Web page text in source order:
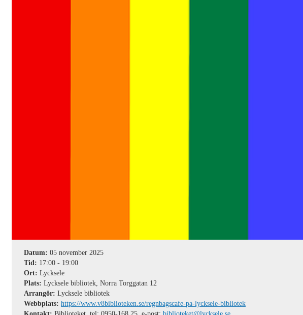
Datum: 05 november 2025
Tid: 17:00 - 19:00
Ort: Lycksele
Plats: Lycksele bibliotek, Norra Torggatan 12
Arrangör: Lycksele bibliotek
Webbplats: https://www.v8biblioteken.se/regnbagscafe-pa-lycksele-bibliotek